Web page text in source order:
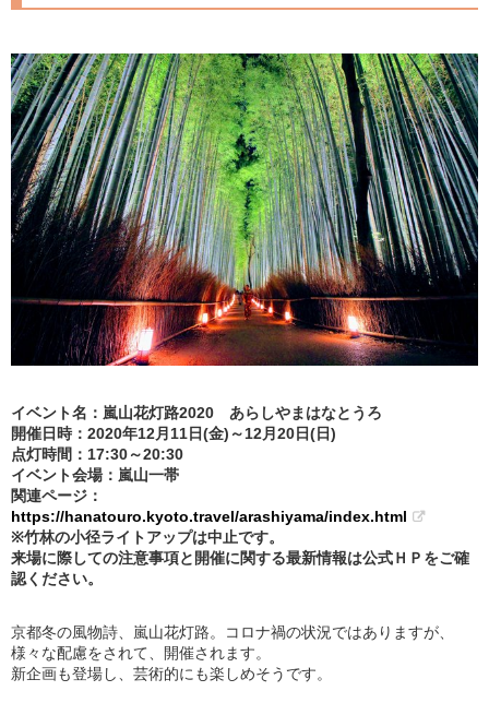
イベント名：嵐山花灯路2020 あらしやまはなとうろ
開催日時：2020年12月11日(金)～12月20日(日)
点灯時間：17:30～20:30
イベント会場：嵐山一帯
関連ページ：
https://hanatouro.kyoto.travel/arashiyama/index.html
※竹林の小径ライトアップは中止です。
来場に際しての注意事項と開催に関する最新情報は公式ＨＰをご確
認ください。
京都冬の風物詩、嵐山花灯路。コロナ禍の状況ではありますが、
様々な配慮をされて、開催されます。
新企画も登場し、芸術的にも楽しめそうです。